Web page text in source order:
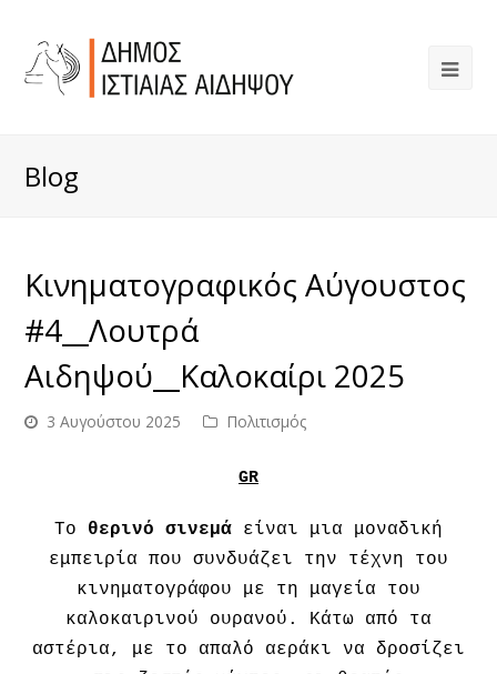
Blog
Κινηματογραφικός Αύγουστος
#4__Λουτρά
Αιδηψού__Καλοκαίρι 2025
3 Αυγούστου 2025 Πολιτισμός
GR
Το θερινό σινεμά είναι μια μοναδική
εμπειρία που συνδυάζει την τέχνη του
κινηματογράφου με τη μαγεία του
καλοκαιρινού ουρανού. Κάτω από τα
αστέρια, με το απαλό αεράκι να δροσίζει